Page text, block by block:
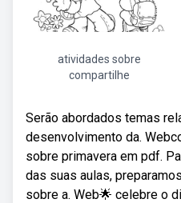
atividades sobre
compartilhe
Serão abordados temas
desenvolvimento da.
sobre primavera em pdf.
das suas aulas,
sobre a. Web🌟 celebre o